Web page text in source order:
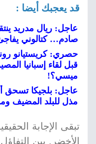
قد يعجبك أيضا :
عاجل: ريال مدريد
صادم… كتالوني
حصري: كريستيانو
قبل لقاء إسبانيا
ميسي؟!
عاجل: بلجيكا تسحق
مذل للبلد المضيف
تبقى الإجابة
الأخضر. بين